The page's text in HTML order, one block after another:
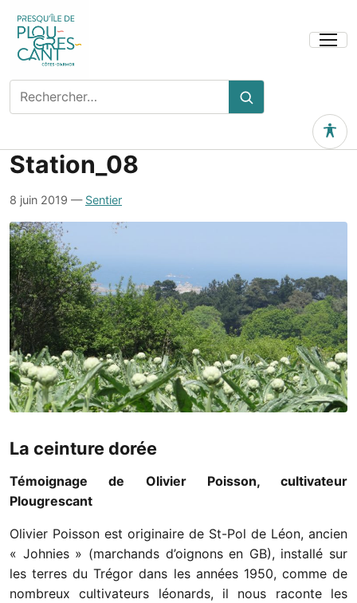
Ouvrir
Rechercher
sur
site
Rechercher
Outils
Station_08
8 juin 2019 — Sentier
La ceinture dorée
Témoignage de Olivier Poisson, cultivateur
Plougrescant
Olivier Poisson est originaire de St-Pol de Léon, ancien
« Johnies » (marchands d’oignons en GB), installé sur
les terres du Trégor dans les années 1950, comme de
nombreux cultivateurs léonards, il nous raconte les